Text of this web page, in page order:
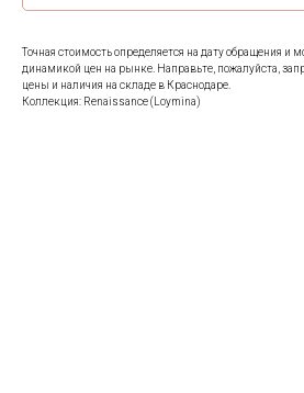
Точная стоимость определяется на дату обращения и
динамикой цен на рынке. Направьте, пожалуйста,
цены и наличия на складе в Краснодаре.
Коллекция: Renaissance (Loymina)